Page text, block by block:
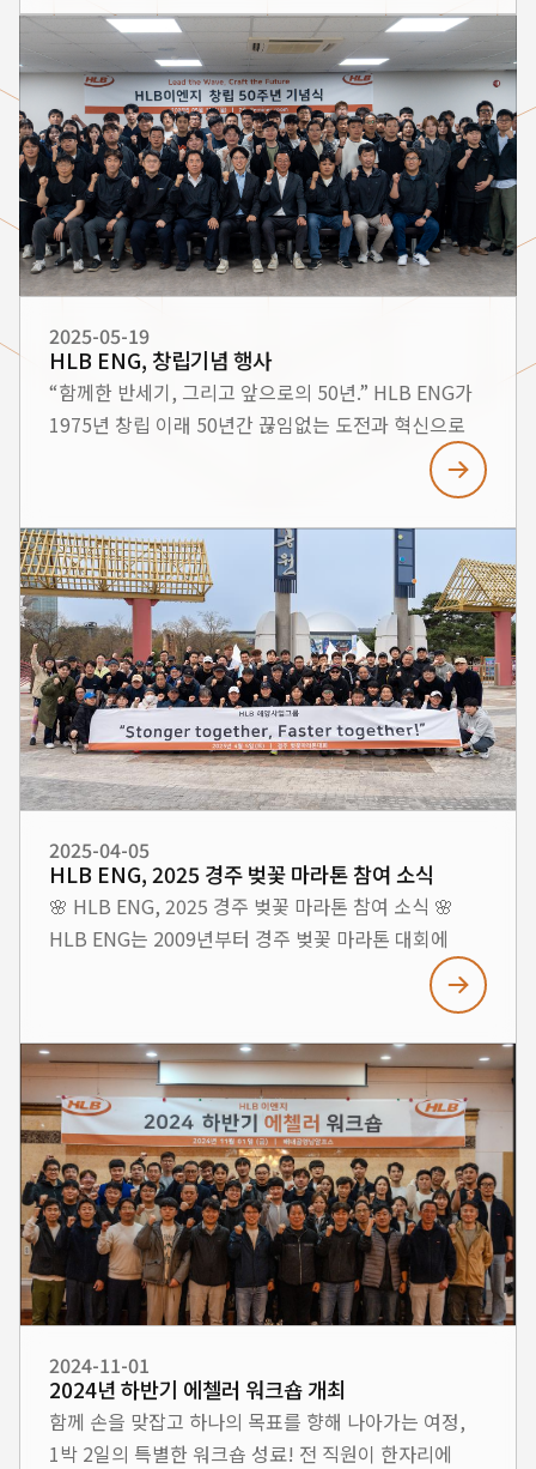
전시회에서는 차세대 해양 무인 기술 및 친환경 선박
기술을 비롯한 다양한 선박 제조 역량을 선보이며 많은
관심을 받았습니다. ■ 전시 개요 행사명: MADEX 2025
(International Maritime Defense Industry
Exhibition) 기간: 2025년 5월 28일(수) ~ 5월 31일
(토) 장소: 부산 벡스코 제1전시장 G301 부스
공동참여사: HLB이엔지 · HLB오션테크 ·
대해선박기술 ■ 주요 전시 내용 1. 무인수상정(USV,
Unmanned Surface Vehicle) HLB이엔지
기술연구소가 개발 중인 F-F 프로젝트 기반
무인수상정은 AI 기반 자율항법, 복합소재 선체 구조,
자동 임무 수행 시스템 등을 탑재한 차세대 해양 무인
플랫폼입니다. 2. HDPE 신소재 선박 기술 친환경성과
고강도를 동시에 갖춘 고밀도폴리에틸렌(HDPE) 기반
고속단정 등의 실제 납품 사례를 함께 전시하였습니다.
3. 자동화 선체 제작 공정 3D 설계 → CNC 가공 → 로봇
조립으로 이어지는 선체 자동 제작 시스템을 통해
정밀하고 대량 생산이 가능한 선체 제조 기술도 영상
자료와 함께 소개되었습니다. ■ 전시품 구조대 구조정
실물 10M 고속단정 실물 HDPE 선체 모형
HLB이엔지는 앞으로도 지속적인 기술 개발과 혁신을
통해 해양 방위 및 친환경 선박 분야의 미래를
이끌어가겠습니다.
2025-05-19
HLB ENG, 창립기념 행사
“함께한 반세기, 그리고 앞으로의 50년.” HLB ENG가
1975년 창립 이래 50년간 끊임없는 도전과 혁신으로
달려왔습니다. 지난 반세기 동안 HLB ENG의 성장을
가능하게 해주신 모든 분들께 깊이 감사드립니다. 이번
50주년 기념 행사는 HLB ENG의 지난 발자취를
되돌아보고, 다가올 50년을 위한 새로운 도약을
다짐하는 뜻깊은 자리였습니다. 앞으로도 HLB ENG는
미래를 향한 끊임없는 도전으로 더 나은 내일을
만들어갈 것을 약속드립니다.
2025-04-05
HLB ENG, 2025 경주 벚꽃 마라톤 참여 소식
🌸 HLB ENG, 2025 경주 벚꽃 마라톤 참여 소식 🌸
HLB ENG는 2009년부터 경주 벚꽃 마라톤 대회에
꾸준히 참여해오며, 임직원 간의 소통과 건강 증진을
위한 활동을 이어오고 있습니다. 2025년에도 HLB
Marine Business Group 내 네트워킹 강화와 시너지
창출을 위한 노력의 일환으로, 임직원과 가족이 함께
대회에 참여했습니다. 마라톤을 준비하며 매주 워밍업
활동을 진행해 팀워크를 다졌고, 대회 당일에는 만개한
벚꽃 아래 경주의 아름다움을 함께 누리며 뜻깊은
시간을 보냈습니다. 이번 대회를 통해 우리는 건강과
웰빙을 증진하는 것은 물론, 도전, 창조, 협력이라는
HLB ENG의 핵심 가치를 몸소 실천했습니다. 앞으로도
HLB ENG는 지속적인 성장과 함께 임직원 모두의
행복을 위한 다양한 활동을 이어나가겠습니다. 많은
응원 부탁드립니다! #HLBENG #벚꽃마라톤 #
건강한조직문화 #MarineBusinessGroup
#Teamwork #경주벚꽃
2024-11-01
2024년 하반기 에첼러 워크숍 개최
함께 손을 맞잡고 하나의 목표를 향해 나아가는 여정,
1박 2일의 특별한 워크숍 성료! 전 직원이 한자리에